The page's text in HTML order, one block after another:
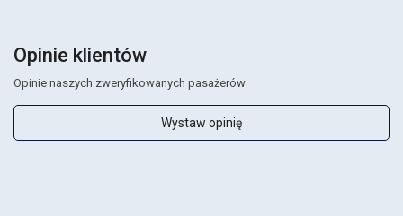
Opinie klientów
Opinie naszych zweryfikowanych pasażerów
Wystaw opinię